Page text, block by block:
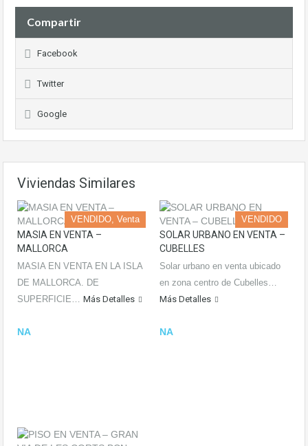
Compartir
Facebook
Twitter
Google
Viviendas Similares
VENDIDO, Venta
MASIA EN VENTA –
MALLORCA
MASIA EN VENTA EN LA ISLA
DE MALLORCA. DE
SUPERFICIE… Más Detalles
NA
VENDIDO
SOLAR URBANO EN VENTA –
CUBELLES
Solar urbano en venta ubicado
en zona centro de Cubelles…
Más Detalles
NA